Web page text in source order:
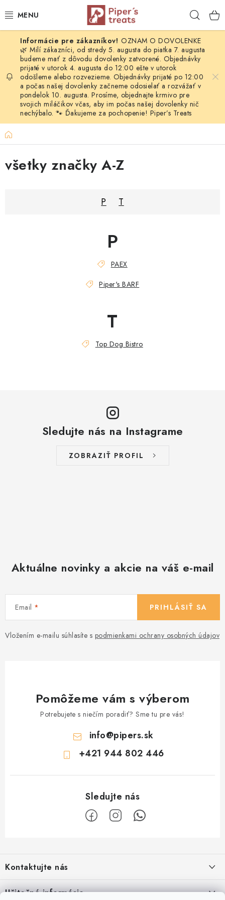
na
NAŠE SPRÁVY
PIPER'S NOVINKY
BARF PRE PSOV
BARF PRE MAČKY
MRAZOM SUŠENÉ PAMLSKY
SUŠENÉ KOMPLETNÉ MENU
Ochrana osobných údajov
O nás – Piper’s Treats
Kontakt
OZNAM O DOVOLENKE
🌿 Milí zákazníci, od stredy 5. augusta do piatka 7. augusta
budeme mať z dôvodu dovolenky zatvorené. Objednávky
prijaté v utorok 4. augusta do 12:00 ešte v utorok
odošleme alebo rozvezieme. Objednávky prijaté po 12:00
a počas našej dovolenky začneme odosielať a rozvážať v
pondelok 10. augusta. Prosíme, objednajte krmivo pre
svojich miláčikov včas, aby im počas našej dovolenky nič
nechýbalo. 🐾 Ďakujeme za pochopenie! Piper’s Treats
Domov
všetky značky A-Z
P T
P
PAEX
Piper's BARF
T
Top Dog Bistro
Sledujte nás na Instagrame
ZOBRAZIŤ PROFIL
Aktuálne novinky a akcie na váš e-mail
Email
Vložením e-mailu súhlasíte s podmienkami ochrany osobných údajov
PRIHLÁSIŤ SA
Pomôžeme vám s výberom
Potrebujete s niečím poradiť? Sme tu pre vás!
info@pipers.sk
+421 944 802 446
p
ä
Kontaktujte nás
Užitočné informácie